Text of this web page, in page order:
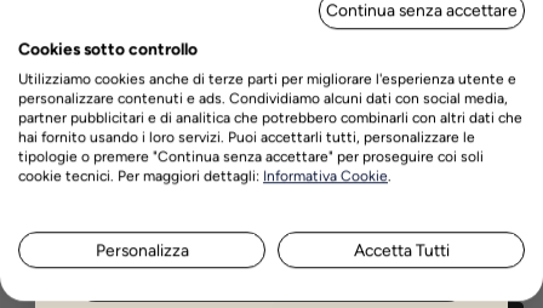
Distribuire sulla parte interessata e massaggiare fino ad
assorbimento. Proseguire il trattamento fino a risoluzione
Recensioni prodotto
Hai bisogno di aiuto?
Contatta il nostro servizio di assistenza
Continua senza accettare
Cookies sotto controllo
Utilizziamo cookies anche di terze parti per migliorare l'esperienza utente e
personalizzare contenuti e ads. Condividiamo alcuni dati con social media,
partner pubblicitari e di analitica che potrebbero combinarli con altri dati che
hai fornito usando i loro servizi. Puoi accettarli tutti, personalizzare le
tipologie o premere "Continua senza accettare" per proseguire coi soli
cookie tecnici. Per maggiori dettagli: Informativa Cookie
Personalizza Accetta Tutti
DI SCONTO
Nome Cognome